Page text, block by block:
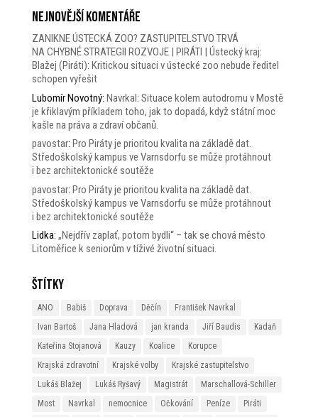
Nejnovější komentáře
ZANIKNE ÚSTECKÁ ZOO? ZASTUPITELSTVO TRVÁ
NA CHYBNÉ STRATEGII ROZVOJE | PIRÁTI | Ústecký kraj:
Blažej (Piráti): Kritickou situaci v ústecké zoo nebude ředitel
schopen vyřešit
Lubomír Novotný: Navrkal: Situace kolem autodromu v Mostě
je křiklavým příkladem toho, jak to dopadá, když státní moc
kašle na práva a zdraví občanů.
pavostar: Pro Piráty je prioritou kvalita na základě dat.
Středoškolský kampus ve Varnsdorfu se může protáhnout
i bez architektonické soutěže
pavostar: Pro Piráty je prioritou kvalita na základě dat.
Středoškolský kampus ve Varnsdorfu se může protáhnout
i bez architektonické soutěže
Lidka: „Nejdřív zaplať, potom bydli“ – tak se chová město
Litoměřice k seniorům v tíživé životní situaci.
Štítky
ANO Babiš Doprava Děčín
František Navrkal
Ivan Bartoš
Jana Hladová jan kranda Jiří Baudis
Kadaň
Kateřina Stojanová
Kauzy Koalice
Korupce
Krajská zdravotní
Krajské volby
Krajské zastupitelstvo
Lukáš Blažej
Lukáš Ryšavý Magistrát
Marschallová-Schiller
Most
Navrkal nemocnice Očkování Peníze
Piráti